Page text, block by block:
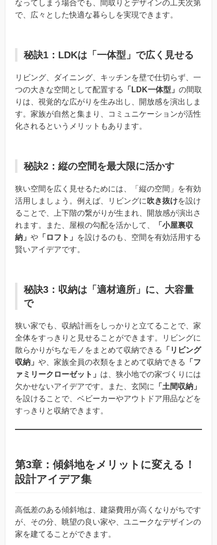
なってしまう場合でも、間取りとデザインの工夫次第
で、広々とした快適な暮らしを実現できます。
秘訣1：LDKは「一体型」で広く見せる
リビング、ダイニング、キッチンを壁で仕切らず、一
つの大きな空間として配置する
「LDK一体型」 の間取
りは、視覚的な広がりを生み出し、開放感を演出しま
す。家族が自然と集まり、コミュニケーションが活性
化されるというメリットもあります。
秘訣2：縦の空間を最大限に活かす
狭い空間を広く見せるためには、「縦の空間」を有効
活用しましょう。例えば、リビングに 吹き抜けを設け
ることで、上下階の繋がりが生まれ、開放感が演出さ
れます。また、屋根の勾配を活かして、
「小屋裏収
納」 や 「ロフト」
を設けるのも、空間を有効活用する
賢いアイデアです。
秘訣3：収納は「適材適所」に、大容量
で
狭い家でも、収納計画をしっかりと立てることで、家
全体をすっきりと見せることができます。リビングに
散らかりがちなモノをまとめて収納できる
「リビング
収納」 や、家族全員の衣類をまとめて収納できる
「フ
ァミリークローゼット」 は、狭小地での家づくりには
欠かせないアイデアです。また、玄関に
「土間収納」
を設けることで、ベビーカーやアウトドア用品などを
すっきりと収納できます。
第3章：傾斜地をメリットに変える！
設計アイデア集
高低差のある傾斜地は、建築費用が高くなりがちです
が、その分、眺望の良い家や、ユニークなデザインの
家を建てることができます。